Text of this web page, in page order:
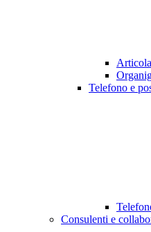
Telefono e
Consulenti e